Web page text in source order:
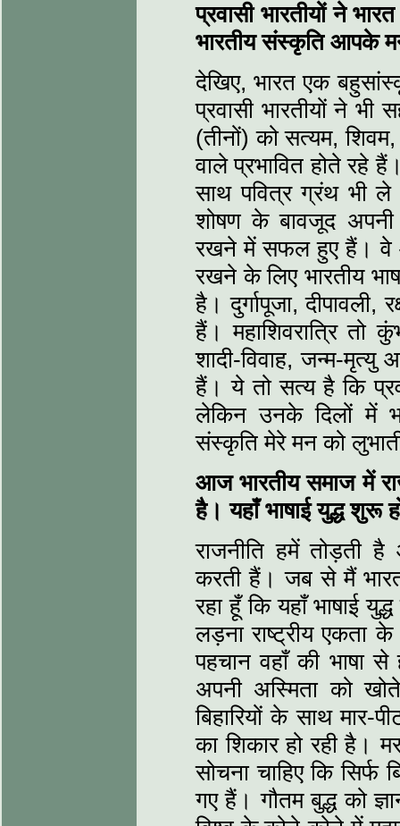
प्रवासी भारतीयों ने
भारतीय संस्कृति आपके
देखिए, भारत एक
प्रवासी भारतीयों ने
(तीनों) को सत्यम,
वाले प्रभावित होते रहे
साथ पवित्र ग्रंथ भी
शोषण के बावजूद अपनी
रखने में सफल हुए हैं। वे
रखने के लिए भारतीय
है। दुर्गापूजा, दीपावली,
हैं। महाशिवरात्रि तो
शादी-विवाह, जन्म-मृत्यु
हैं। ये तो सत्य है कि
लेकिन उनके दिलों में
संस्कृति मेरे मन को
आज भारतीय समाज में
है। यहाँ भाषाई युद्ध शुरू
राजनीति हमें तोड़ती
करती हैं। जब से मैं
रहा हूँ कि यहाँ भाषाई
लड़ना राष्ट्रीय एकता
पहचान वहाँ की भाषा
अपनी अस्मिता को
बिहारियों के साथ मार-
का शिकार हो रही है।
सोचना चाहिए कि सिर्फ
गए हैं। गौतम बुद्ध को